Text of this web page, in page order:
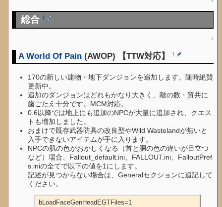
総合†
↑
A World Of Pain (AWOP) 【TTW対応】†
170の新しい建物・地下ダンジョンを追加します。随時絶賛
更新中。
追加のダンジョンはどれもかなり大きく、敵の数・質共に
歯ごたえ十分です。MCM対応。
0.6以降では地上にも追加のNPCが大量に追加され、クエス
トも増加しました。
おまけで既存武器防具の改良型やWild Wastelandが無いと
入手できないアイテムが手に入ります。
NPCの肌の色がおかしくなる（首と胴の色の違いが目立つ
など）場合、Fallout_default.ini、FALLOUT.ini、FalloutPref
s.iniの全てで以下の値を1にします。
記述が見つからない場合は、Generalセクションに追記して
ください。
bLoadFaceGenHeadEGTFiles=1